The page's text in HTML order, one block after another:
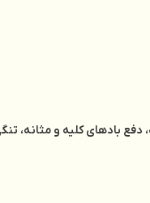
دفع‌ بادهاي‌ کليه‌ و